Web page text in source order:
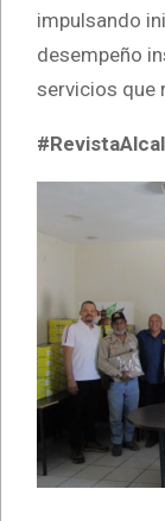
impulsando
desempeño
servicios que